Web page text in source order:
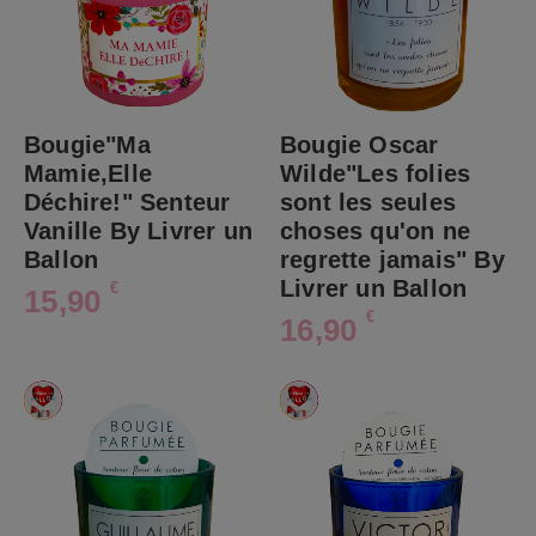
Bougie"Ma
Mamie,Elle
Déchire!" Senteur
Vanille By Livrer un
Ballon
15,90 €
Bougie Oscar
Wilde"Les folies
sont les seules
choses qu'on ne
regrette jamais" By
Livrer un Ballon
16,90 €